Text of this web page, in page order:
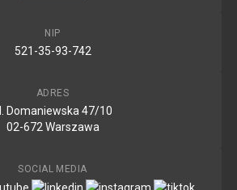
NIP
521-35-93-742
ADRES
Domaniewska 47/10
02-672 Warszawa
SOCIAL MEDIA